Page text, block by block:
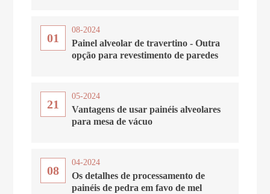
01
08-2024
Painel alveolar de travertino - Outra
opção para revestimento de paredes
21
05-2024
Vantagens de usar painéis alveolares
para mesa de vácuo
08
04-2024
Os detalhes de processamento de
painéis de pedra em favo de mel